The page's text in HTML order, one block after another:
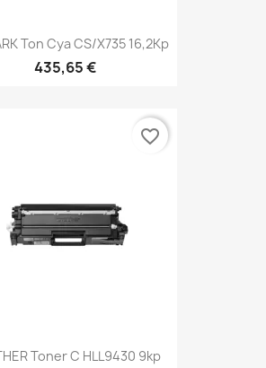
Ton Cya CS/X735 16,2Kp
435,65 €
Toner C HLL9430 9kp
favorite_border